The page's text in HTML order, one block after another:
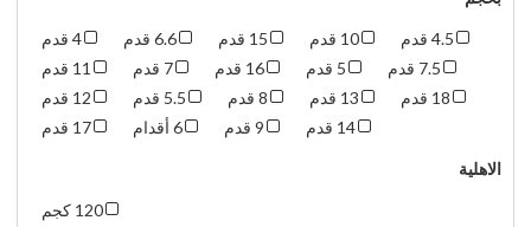
4 قدم 6.6 قدم 15 قدم 10 قدم
4.5 قدم
11 قدم
7 قدم 16 قدم 5 قدم
7.5 قدم
12 قدم
5.5 قدم 8 قدم 13 قدم
18 قدم
17 قدم
6 أقدام 9 قدم 14 قدم
الاهلية
120 كجم